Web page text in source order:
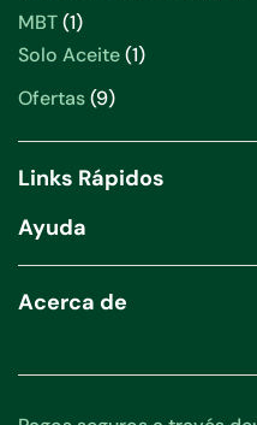
MBT 11
producto
Solo Aceite 11
Ofertas 99
Links Rápidos
Ayuda
Acerca de